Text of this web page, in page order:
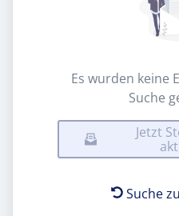
Es wurden keine
Suche
Jetzt
Suche